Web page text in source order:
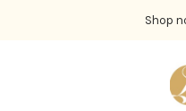
Shop
Tratamentos